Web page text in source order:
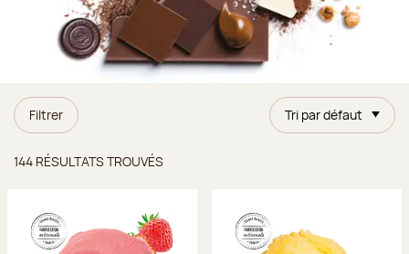
Filtrer Tri par défaut
144 RÉSULTATS TROUVÉS